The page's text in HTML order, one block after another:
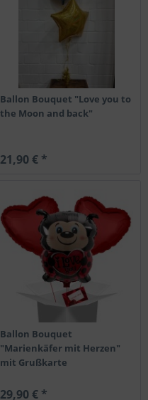
Ballon Bouquet "Love you to
the Moon and back"
21,90 € *
Ballon Bouquet
"Marienkäfer mit Herzen"
mit Grußkarte
29,90 € *